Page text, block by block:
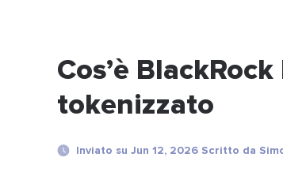
Cos’è
tokenizzato
Inviato su Jun 12, 2026 Scritto da